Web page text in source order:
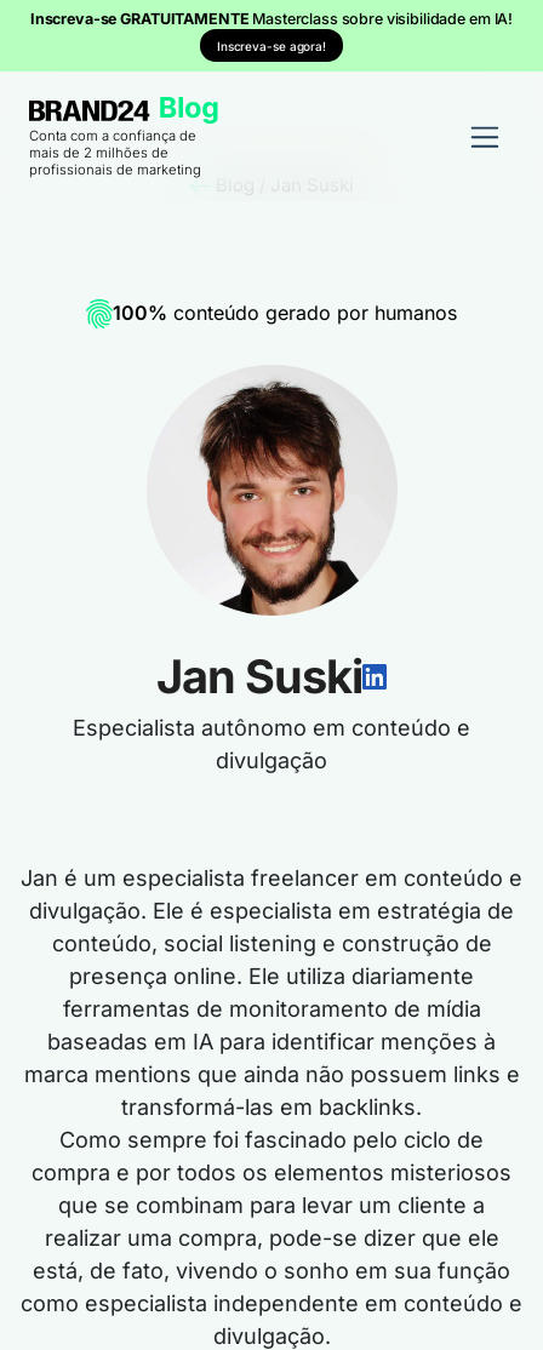
Inscreva-se GRATUITAMENTE Masterclass sobre visibilidade em IA!
Inscreva-se agora!
Conta com a confiança de
mais de 2 milhões de
profissionais de marketing
100% conteúdo gerado por humanos
Jan Suski
Especialista autônomo em conteúdo e
divulgação
Jan é um especialista freelancer em conteúdo e
divulgação. Ele é especialista em estratégia de
conteúdo, social listening e construção de
presença online. Ele utiliza diariamente
ferramentas de monitoramento de mídia
baseadas em IA para identificar menções à
marca mentions que ainda não possuem links e
transformá-las em backlinks.
Como sempre foi fascinado pelo ciclo de
compra e por todos os elementos misteriosos
que se combinam para levar um cliente a
realizar uma compra, pode-se dizer que ele
está, de fato, vivendo o sonho em sua função
como especialista independente em conteúdo e
divulgação.